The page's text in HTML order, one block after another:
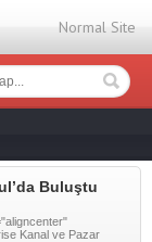
Normal Site
Buluştu
Kanal ve Pazar